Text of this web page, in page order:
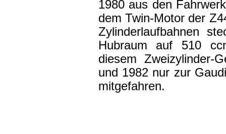
1980 aus den
dem Twin-Motor der
Zylinderlaufbahnen
Hubraum auf 510
diesem Zweizylinder-
und 1982 nur zur
mitgefahren.